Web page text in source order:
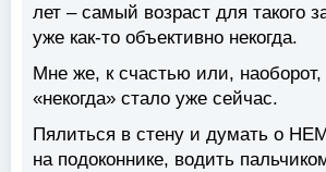
лет – самый возраст для такого
уже как-то объективно некогда.
Мне же, к счастью или, наоборот,
«некогда» стало уже сейчас.
Пялиться в стену и думать о
на подоконнике, водить